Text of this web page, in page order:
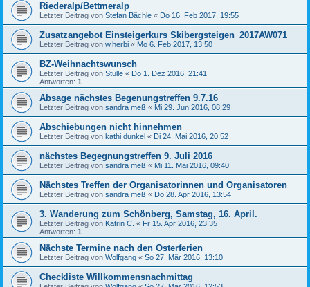
Riederalp/Bettmeralp
Letzter Beitrag von Stefan Bächle « Do 16. Feb 2017, 19:55
Zusatzangebot Einsteigerkurs Skibergsteigen_2017AW071
Letzter Beitrag von w.herbi « Mo 6. Feb 2017, 13:50
BZ-Weihnachtswunsch
Letzter Beitrag von Stulle « Do 1. Dez 2016, 21:41
Antworten: 1
Absage nächstes Begenungstreffen 9.7.16
Letzter Beitrag von sandra meß « Mi 29. Jun 2016, 08:29
Abschiebungen nicht hinnehmen
Letzter Beitrag von kathi dunkel « Di 24. Mai 2016, 20:52
nächstes Begegnungstreffen 9. Juli 2016
Letzter Beitrag von sandra meß « Mi 11. Mai 2016, 09:40
Nächstes Treffen der Organisatorinnen und Organisatoren
Letzter Beitrag von sandra meß « Do 28. Apr 2016, 13:54
3. Wanderung zum Schönberg, Samstag, 16. April.
Letzter Beitrag von Katrin C. « Fr 15. Apr 2016, 23:35
Antworten: 1
Nächste Termine nach den Osterferien
Letzter Beitrag von Wolfgang « So 27. Mär 2016, 13:10
Checkliste Willkommensnachmittag